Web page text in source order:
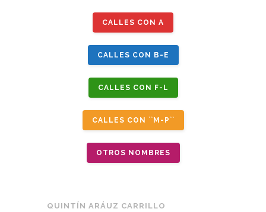
CALLES CON A
CALLES CON B-E
CALLES CON F-L
CALLES CON ``M-P``
OTROS NOMBRES
QUINTÍN ARÁUZ CARRILLO